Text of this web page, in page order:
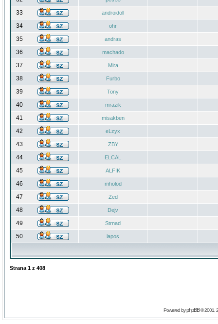
33 androidoll
34 ohr
35 andras
36 machado
37 Mira
38 Furbo
39 Tony
40 mrazik
41 misakben
42 eLzyx
43 ZBY
44 ELCAL
45 ALFIK
46 mholod
47 Zed
48 Dejv
49 Strnad
50 lapos
Strana 1 z 408
Powered byphpBB© 2001,